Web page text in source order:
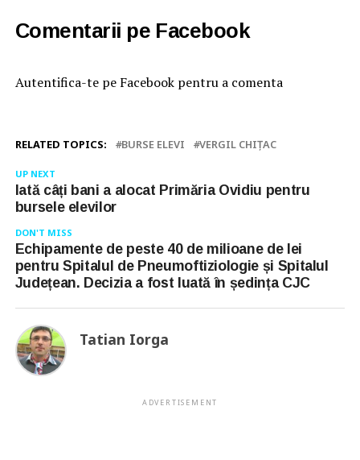
Comentarii pe Facebook
Autentifica-te pe Facebook pentru a comenta
RELATED TOPICS: BURSE ELEVI VERGIL CHIŢAC
UP NEXT
Iată câți bani a alocat Primăria Ovidiu pentru
bursele elevilor
DON'T MISS
Echipamente de peste 40 de milioane de lei
pentru Spitalul de Pneumoftiziologie și Spitalul
Județean. Decizia a fost luată în ședința CJC
Tatian Iorga
ADVERTISEMENT